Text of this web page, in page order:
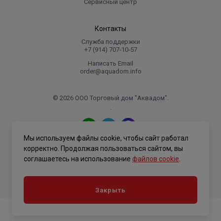
снижения энергопотребления в период отсутствия
Рабочий бак и колба ТЭНа покрыты эмалью с
содержанием циркония – 100% защита от
электрохимической коррозии и дополнительные
антибактериальные свойства
Экологически безвредная пенополиуретановая
Патрубки подачи холодной и отбора горячей воды
из нержавеющей стали
Сверхточный капиллярный термостат - экономия
электроэнергии до 15%
Защита от перегрева
Класс защиты IP 24 - можно устанавливать в
В комплекте идет кабель с вилкой,
предохранительный клапан, диэлектрическая
Сервисный центр
Контакты
Служба поддержки
+7 (914) 707‑10‑57
Написать Email
order@aquadom.info
© 2026 ООО Торговый дом "Аквадом".
.
Политика конфиденциальности
Мы используем файлы cookie, чтобы сайт работал
корректно. Продолжая пользоваться сайтом, вы
соглашаетесь на использование файлов cookie
Закрыть